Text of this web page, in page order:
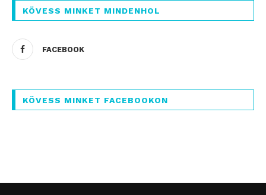
KÖVESS MINKET MINDENHOL
FACEBOOK
KÖVESS MINKET FACEBOOKON